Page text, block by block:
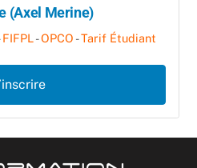
(Axel Merine)
FIFPL-OPCO -Tarif Étudiant